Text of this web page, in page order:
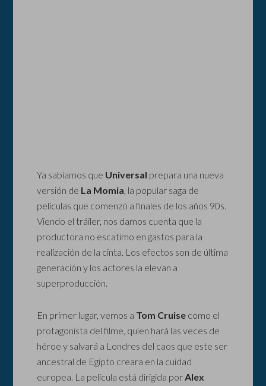
Ya sabíamos que Universal prepara una nueva
versión de La Momia, la popular saga de
películas que comenzó a finales de los años 90s.
Viendo el tráiler, nos damos cuenta que la
productora no escatimo en gastos para la
realización de la cinta. Los efectos son de última
generación y los actores la elevan a
superproducción.
En primer lugar, vemos a Tom Cruise como el
protagonista del filme, quien hará las veces de
héroe y salvará a Londres del caos que este ser
ancestral de Egipto creara en la cuidad
europea. La película está dirigida porAlex